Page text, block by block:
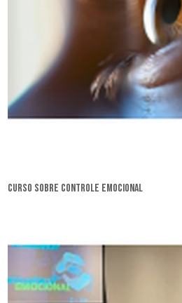
curso sobre controle emocional